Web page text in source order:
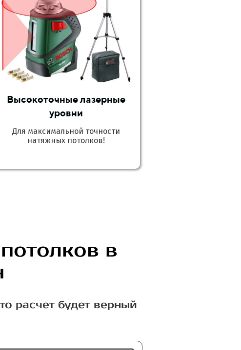
Высокоточные лазерные
уровни
Для максимальной точности
натяжных потолков!
в
расчет будет верный